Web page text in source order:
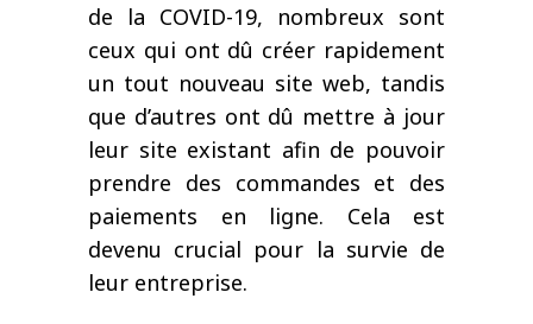
de la COVID-19, nombreux sont
ceux qui ont dû créer rapidement
un tout nouveau site web, tandis
que d’autres ont dû mettre à jour
leur site existant afin de pouvoir
prendre des commandes et des
paiements en ligne. Cela est
devenu crucial pour la survie de
leur entreprise.